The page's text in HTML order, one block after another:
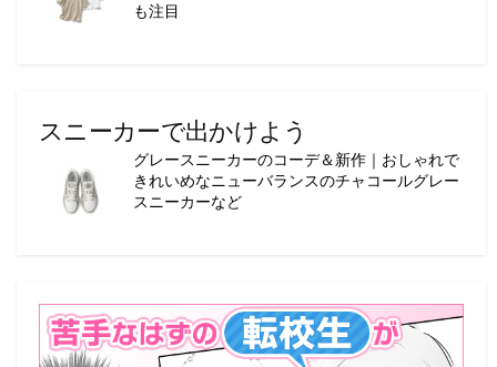
も注目
スニーカーで出かけよう
グレースニーカーのコーデ＆新作｜おしゃれで
きれいめなニューバランスのチャコールグレー
スニーカーなど